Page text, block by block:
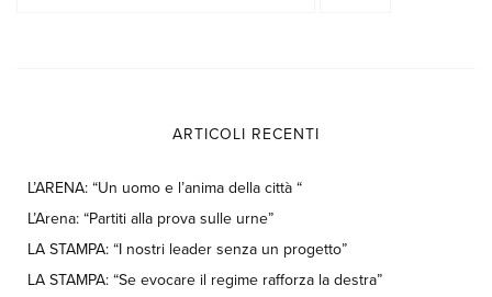
ARTICOLI RECENTI
L’ARENA: “Un uomo e l’anima della città “
L’Arena: “Partiti alla prova sulle urne”
LA STAMPA: “I nostri leader senza un progetto”
LA STAMPA: “Se evocare il regime rafforza la destra”